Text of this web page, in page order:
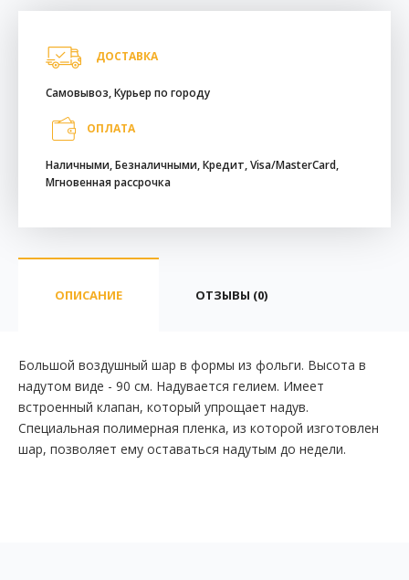
ДОСТАВКА
Самовывоз, Курьер по городу
ОПЛАТА
Наличными, Безналичными, Кредит, Visa/MasterCard,
Мгновенная рассрочка
ОПИСАНИЕ ОТЗЫВЫ (0)
Большой воздушный шар в формы из фольги. Высота в
надутом виде - 90 см. Надувается гелием. Имеет
встроенный клапан, который упрощает надув.
Специальная полимерная пленка, из которой изготовлен
шар, позволяет ему оставаться надутым до недели.